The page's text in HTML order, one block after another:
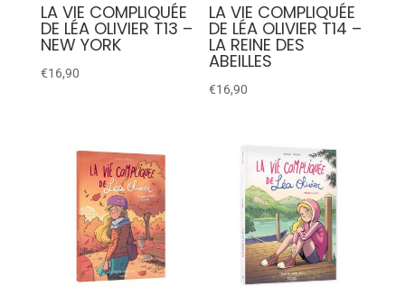
LA VIE COMPLIQUÉE
DE LÉA OLIVIER T13 –
NEW YORK
€16,90
LA VIE COMPLIQUÉE
DE LÉA OLIVIER T14 –
LA REINE DES
ABEILLES
€16,90